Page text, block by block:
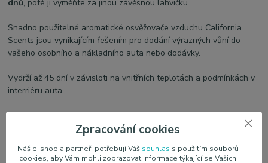
dnů, poté ji vyměňte za jinou závěsnou lahvičku.
Snadno použitelné aromatické osvěžovače vzduchu California
Scents jsou vynikajícím řešením pro dodání výrazných vůní do
vašeho osobního a nákladního auta nebo dodávky.
Vydrží až 45 dní v závisloti na vnitřních teplotách a podmínkách v
interriéru auta.
Parametry
Zpracování cookies
Náš e-shop a partneři potřebují Váš souhlas s použitím souborů
cookies, aby Vám mohli zobrazovat informace týkající se Vašich